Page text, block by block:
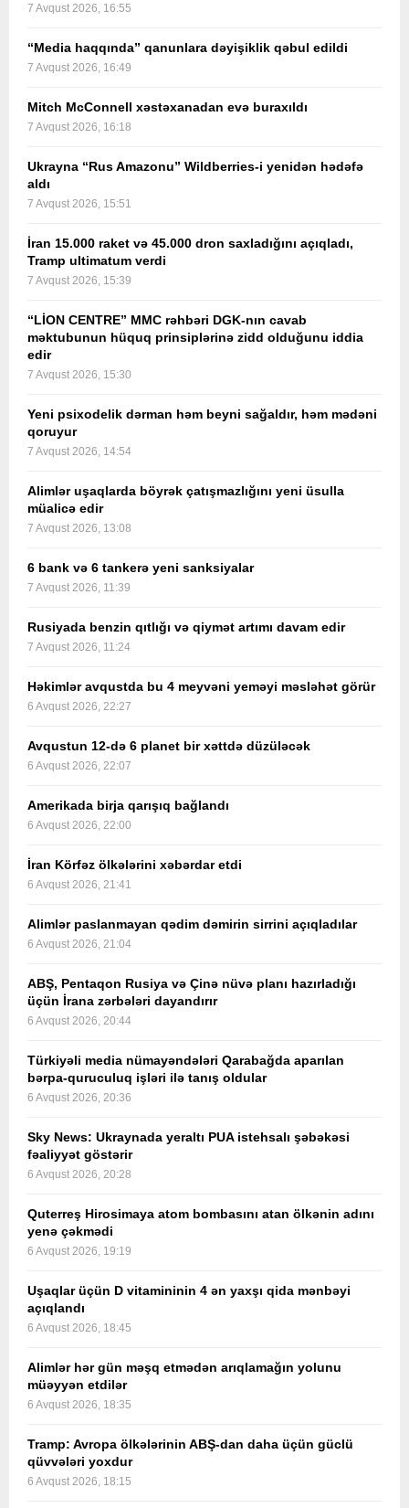
7 Avqust 2026, 16:55
“Media haqqında” qanunlara dəyişiklik qəbul edildi
7 Avqust 2026, 16:49
Mitch McConnell xəstəxanadan evə buraxıldı
7 Avqust 2026, 16:18
Ukrayna “Rus Amazonu” Wildberries-i yenidən hədəfə
aldı
7 Avqust 2026, 15:51
İran 15.000 raket və 45.000 dron saxladığını açıqladı,
Tramp ultimatum verdi
7 Avqust 2026, 15:39
“LİON CENTRE” MMC rəhbəri DGK-nın cavab
məktubunun hüquq prinsiplərinə zidd olduğunu iddia
edir
7 Avqust 2026, 15:30
Yeni psixodelik dərman həm beyni sağaldır, həm mədəni
qoruyur
7 Avqust 2026, 14:54
Alimlər uşaqlarda böyrək çatışmazlığını yeni üsulla
müalicə edir
7 Avqust 2026, 13:08
6 bank və 6 tankerə yeni sanksiyalar
7 Avqust 2026, 11:39
Rusiyada benzin qıtlığı və qiymət artımı davam edir
7 Avqust 2026, 11:24
Həkimlər avqustda bu 4 meyvəni yeməyi məsləhət görür
6 Avqust 2026, 22:27
Avqustun 12-də 6 planet bir xəttdə düzüləcək
6 Avqust 2026, 22:07
Amerikada birja qarışıq bağlandı
6 Avqust 2026, 22:00
İran Körfəz ölkələrini xəbərdar etdi
6 Avqust 2026, 21:41
Alimlər paslanmayan qədim dəmirin sirrini açıqladılar
6 Avqust 2026, 21:04
ABŞ, Pentaqon Rusiya və Çinə nüvə planı hazırladığı
üçün İrana zərbələri dayandırır
6 Avqust 2026, 20:44
Türkiyəli media nümayəndələri Qarabağda aparılan
bərpa-quruculuq işləri ilə tanış oldular
6 Avqust 2026, 20:36
Sky News: Ukraynada yeraltı PUA istehsalı şəbəkəsi
fəaliyyət göstərir
6 Avqust 2026, 20:28
Quterreş Hirosimaya atom bombasını atan ölkənin adını
yenə çəkmədi
6 Avqust 2026, 19:19
Uşaqlar üçün D vitamininin 4 ən yaxşı qida mənbəyi
açıqlandı
6 Avqust 2026, 18:45
Alimlər hər gün məşq etmədən arıqlamağın yolunu
müəyyən etdilər
6 Avqust 2026, 18:35
Tramp: Avropa ölkələrinin ABŞ-dan daha üçün güclü
qüvvələri yoxdur
6 Avqust 2026, 18:15